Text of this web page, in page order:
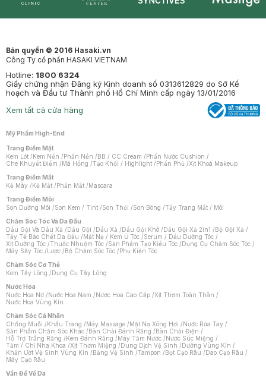
Bản quyền © 2016 Hasaki.vn
Công Ty cổ phần HASAKI VIETNAM
Hotline: 1800 6324
Giấy chứng nhận Đăng ký Kinh doanh số 0313612829 do Sở Kế
hoạch và Đầu tư Thành phố Hồ Chí Minh cấp ngày 13/01/2016
Xem tất cả cửa hàng
Mỹ Phẩm High-End
Trang Điểm Mặt
Kem Lót /Kem Nền /Phấn Nền /BB / CC Cream /Phấn Nước Cushion /
Che Khuyết Điểm /Má Hồng /Tạo Khối / Highlight /Phấn Phủ /Xịt Khoá Makeup
Trang Điểm Mắt
Kẻ Mày /Kẻ Mắt /Phấn Mắt /Mascara
Trang Điểm Môi
Son Dưỡng Môi /Son Kem / Tint /Son Thỏi /Son Bóng /Tẩy Trang Mắt / Môi
Chăm Sóc Tóc Và Da Đầu
Dầu Gội Và Dầu Xả /Dầu Gội /Dầu Xả /Dầu Gội Khô /Dầu Gội Xả 2in1 /Bộ Gội Xả /
Tẩy Tế Bào Chết Da Đầu /Mặt Nạ / Kem Ủ Tóc /Serum / Dầu Dưỡng Tóc /
Xịt Dưỡng Tóc /Thuốc Nhuộm Tóc /Sản Phẩm Tạo Kiểu Tóc /Dụng Cụ Chăm Sóc Tóc /
Máy Sấy Tóc /Lược /Bộ Chăm Sóc Tóc /Phụ Kiện Tóc
Chăm Sóc Cơ Thể
Kem Tẩy Lông /Dụng Cụ Tẩy Lông
Nước Hoa
Nước Hoa Nữ /Nước Hoa Nam /Nước Hoa Cao Cấp /Xịt Thơm Toàn Thân /
Nước Hoa Vùng Kín
Chăm Sóc Cá Nhân
Chống Muỗi /Khẩu Trang /Máy Massage /Mặt Nạ Xông Hơi /Nước Rửa Tay /
Sản Phẩm Chăm Sóc Khác /Bàn Chải Đánh Răng /Bàn Chải Điện /
Hỗ Trợ Trắng Răng /Kem Đánh Răng /Máy Tăm Nước /Nước Súc Miệng /
Tăm / Chỉ Nha Khoa /Xịt Thơm Miệng /Dung Dịch Vệ Sinh /Dưỡng Vùng Kín /
Khăn Ướt Vệ Sinh Vùng Kín /Băng Vệ Sinh /Tampon /Bọt Cạo Râu /Dao Cạo Râu /
Máy Cạo Râu
Vấn Đề Về Da